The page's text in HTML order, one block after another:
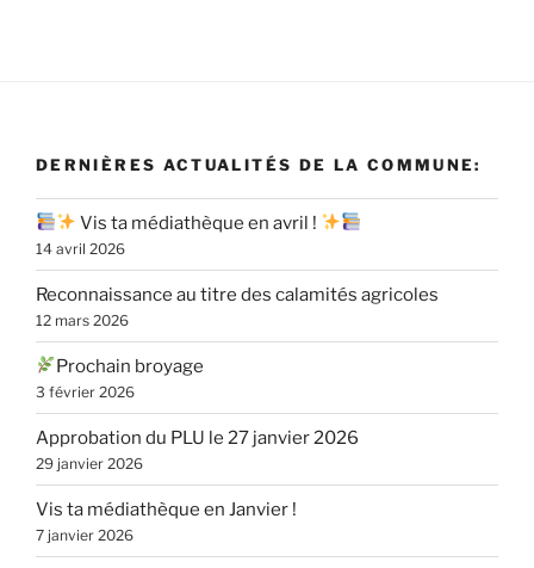
DERNIÈRES ACTUALITÉS DE LA COMMUNE:
Vis ta médiathèque en avril !
14 avril 2026
Reconnaissance au titre des calamités agricoles
12 mars 2026
Prochain broyage
3 février 2026
Approbation du PLU le 27 janvier 2026
29 janvier 2026
Vis ta médiathèque en Janvier !
7 janvier 2026